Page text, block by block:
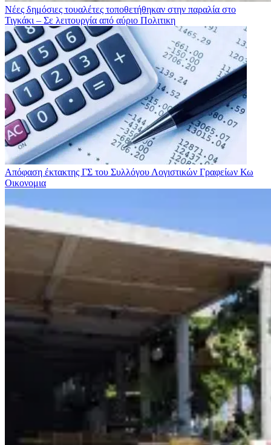
Νέες δημόσιες τουαλέτες τοποθετήθηκαν στην παραλία στο
Τιγκάκι – Σε λειτουργία από αύριο Πολιτικη
Απόφαση έκτακτης ΓΣ του Συλλόγου Λογιστικών Γραφείων Κω
Οικονομια